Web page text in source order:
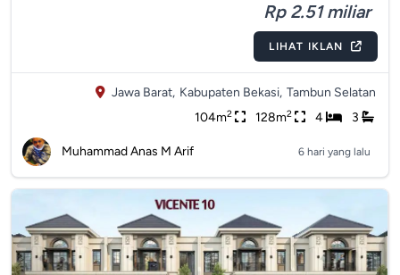
Rp 2.51 miliar
LIHAT IKLAN
Jawa Barat, Kabupaten Bekasi, Tambun Selatan
104m2 128m2 4 3
Muhammad Anas M Arif 6 hari yang lalu